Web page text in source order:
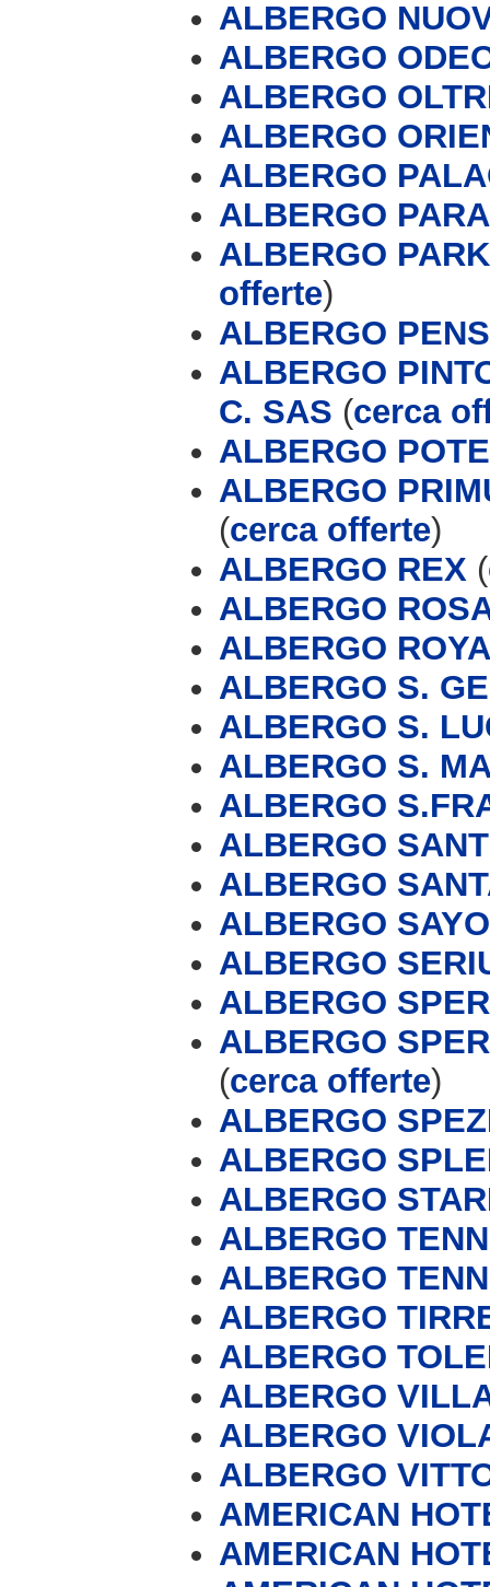
ALBERGO
ALBERGO
ALBERGO
ALBERGO
ALBERGO
ALBERGO
ALBERGO
offerte)
ALBERGO
ALBERGO
C. SAS (cerca
ALBERGO
ALBERGO
(cerca offerte)
ALBERGO REX (
ALBERGO
ALBERGO
ALBERGO S.
ALBERGO S.
ALBERGO S.
ALBERGO
ALBERGO
ALBERGO
ALBERGO
ALBERGO
ALBERGO
ALBERGO
(cerca offerte)
ALBERGO
ALBERGO
ALBERGO
ALBERGO
ALBERGO
ALBERGO
ALBERGO
ALBERGO
ALBERGO
ALBERGO
AMERICAN
AMERICAN